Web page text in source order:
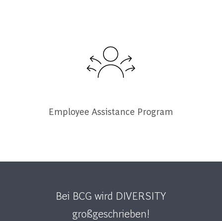
Employee Assistance Program
Bei BCG wird DIVERSITY
großgeschrieben!